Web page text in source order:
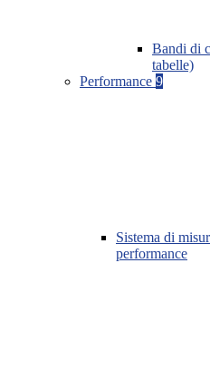
Bandi di
tabelle)
Performance 9
Sistema di
performance